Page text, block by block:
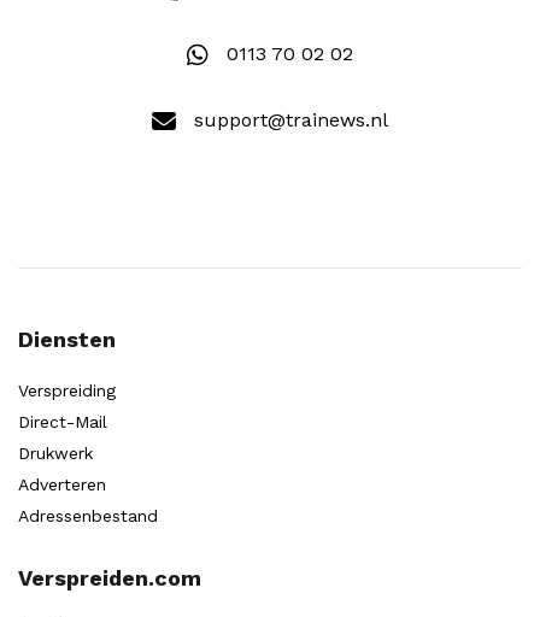
0113 70 02 02
support@trainews.nl
Diensten
Verspreiding
Direct-Mail
Drukwerk
Adverteren
Adressenbestand
Verspreiden.com